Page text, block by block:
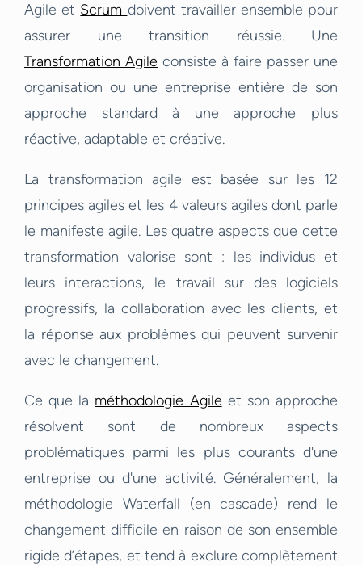
Agile et Scrum doivent travailler ensemble pour
assurer une transition réussie. Une
Transformation Agile consiste à faire passer une
organisation ou une entreprise entière de son
approche standard à une approche plus
réactive, adaptable et créative.
La transformation agile est basée sur les 12
principes agiles et les 4 valeurs agiles dont parle
le manifeste agile. Les quatre aspects que cette
transformation valorise sont : les individus et
leurs interactions, le travail sur des logiciels
progressifs, la collaboration avec les clients, et
la réponse aux problèmes qui peuvent survenir
avec le changement.
Ce que la méthodologie Agile et son approche
résolvent sont de nombreux aspects
problématiques parmi les plus courants d'une
entreprise ou d'une activité. Généralement, la
méthodologie Waterfall (en cascade) rend le
changement difficile en raison de son ensemble
rigide d’étapes, et tend à exclure complètement